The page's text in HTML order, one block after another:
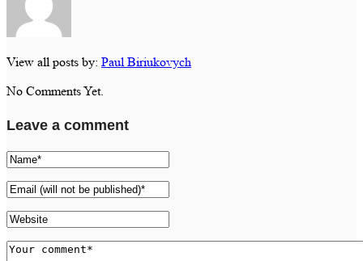
View all posts by: Paul Biriukovych
No Comments Yet.
Leave a comment